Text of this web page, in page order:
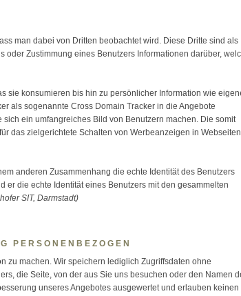
man dabei von Dritten beobachtet wird. Diese Dritte sind als
Zustimmung eines Benutzers Informationen darüber,
sie konsumieren bis hin zu persönlicher Information wie
als sogenannte Cross Domain Tracker in die Angebote
ein umfangreiches Bild von Benutzern machen. Die somit
das zielgerichtete Schalten von Werbeanzeigen in Webseiten
anderen Zusammenhang die echte Identität des Benutzers
er die echte Identität eines Benutzers mit den gesammelten
SIT, Darmstadt)
PERSONENBEZOGEN
zu machen. Wir speichern lediglich Zugriffsdaten ohne
die Seite, von der aus Sie uns besuchen oder den Namen
unseres Angebotes ausgewertet und erlauben keinen